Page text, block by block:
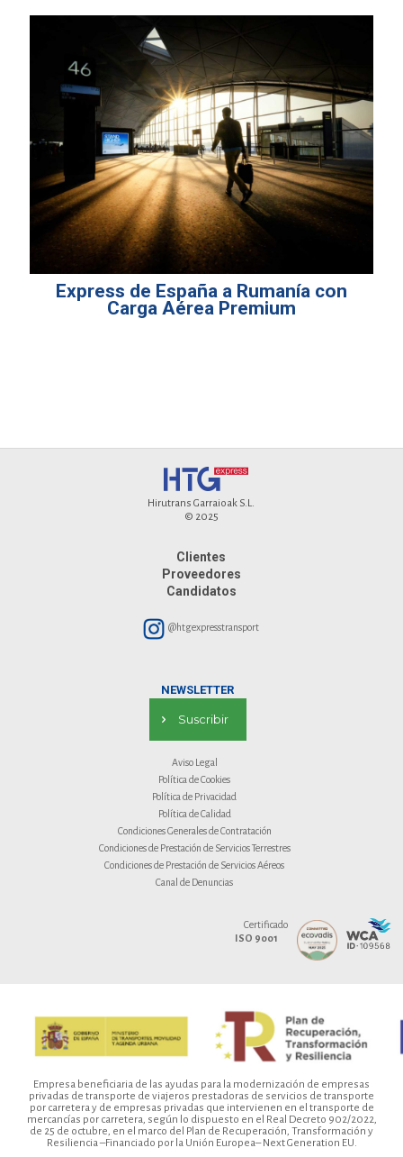
Express de España a Rumanía con
Carga Aérea Premium
Hirutrans Garraioak S.L.
© 2025
Clientes
Proveedores
Candidatos
@htgexpresstransport
NEWSLETTER
Suscribir
Aviso Legal
Política de Cookies
Política de Privacidad
Política de Calidad
Condiciones Generales de Contratación
Condiciones de Prestación de Servicios Terrestres
Condiciones de Prestación de Servicios Aéreos
Canal de Denuncias
Certificado
ISO 9001
Empresa beneficiaria de las ayudas para la modernización de empresas
privadas de transporte de viajeros prestadoras de servicios de transporte
por carretera y de empresas privadas que intervienen en el transporte de
mercancías por carretera, según lo dispuesto en el Real Decreto 902/2022,
de 25 de octubre, en el marco del Plan de Recuperación, Transformación y
Resiliencia –Financiado por la Unión Europea– Next Generation EU.